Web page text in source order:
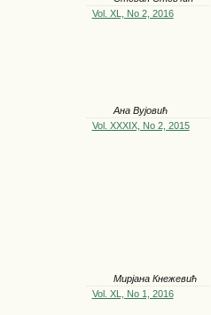
Vol. XL, No 2, 2016
Ана Вујовић
Vol. XXXIX, No 2, 2015
Мирјана Кнежевић
Vol. XL, No 1, 2016